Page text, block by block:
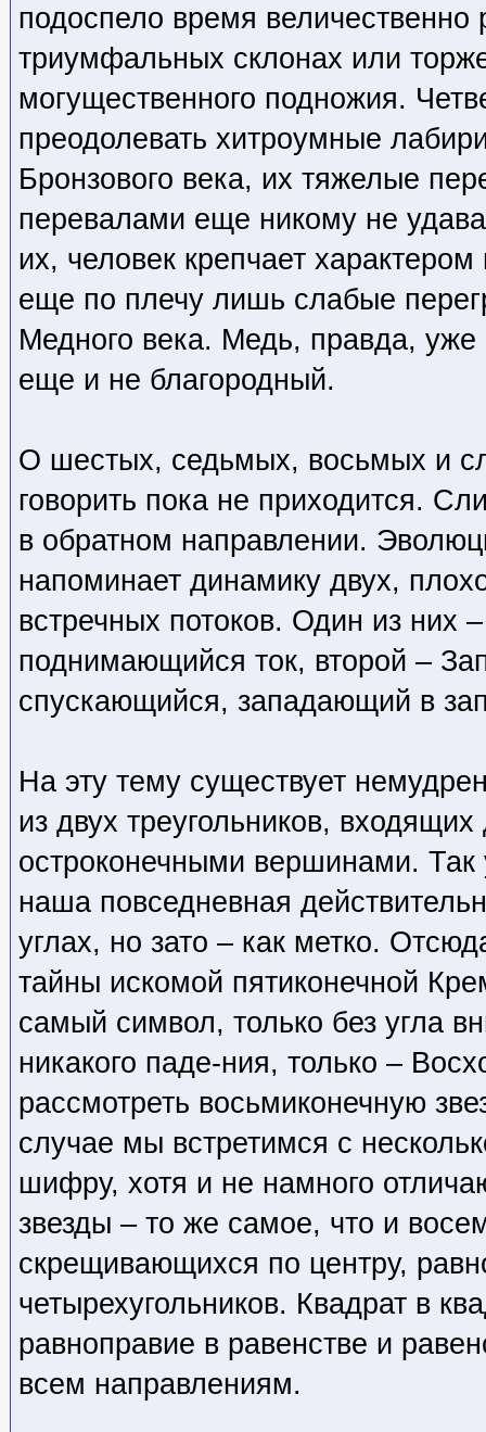
подоспело время величественно
триумфальных склонах или
могущественного подножия.
преодолевать хитроумные
Бронзового века, их тяжелые
перевалами еще никому не
их, человек крепчает
еще по плечу лишь слабые
Медного века. Медь, правда,
еще и не благородный.
О шестых, седьмых, восьмых и
говорить пока не приходится.
в обратном направлении.
напоминает динамику двух,
встречных потоков. Один из них
поднимающийся ток, второй –
спускающийся, западающий в
На эту тему существует
из двух треугольников,
остроконечными вершинами. Так
наша повседневная
углах, но зато – как метко.
тайны искомой пятиконечной
самый символ, только без угла
никакого паде-ния, только –
рассмотреть восьмиконечную
случае мы встретимся с
шифру, хотя и не намного
звезды – то же самое, что и
скрещивающихся по центру,
четырехугольников. Квадрат в
равноправие в равенстве и
всем направлениям.